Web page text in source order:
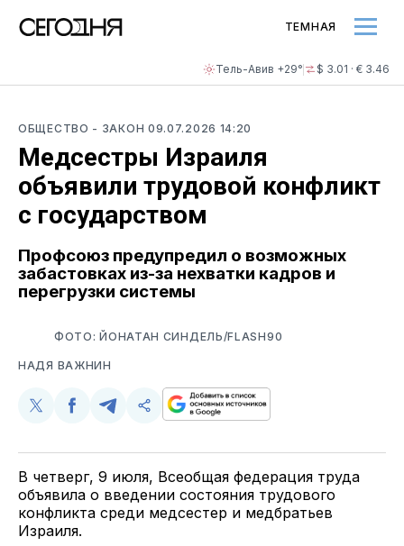
Тель-Авив +29° $ 3.01 · € 3.46
ТЕМНАЯ
ОБЩЕСТВО - ЗАКОН 09.07.2026 14:20
Медсестры Израиля
объявили трудовой конфликт
с государством
Профсоюз предупредил о возможных
забастовках из-за нехватки кадров и
перегрузки системы
ФОТО: ЙОНАТАН СИНДЕЛЬ/FLASH90
НАДЯ ВАЖНИН
Поделиться
Twitter
Поделиться
Facebook
Поделиться
Telegram
Скопируйте
поделитесь
ссылкой
В четверг, 9 июля, Всеобщая федерация труда
объявила о введении состояния трудового
конфликта среди медсестер и медбратьев
Израиля.